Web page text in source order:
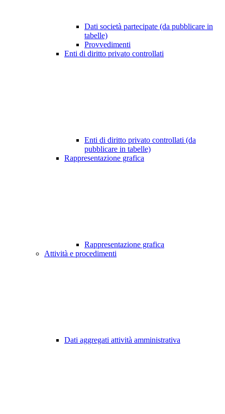
Dati società partecipate (da pubblicare in
tabelle)
Provvedimenti
Enti di diritto privato controllati
Enti di diritto privato controllati (da
pubblicare in tabelle)
Rappresentazione grafica
Rappresentazione grafica
Attività e procedimenti
Dati aggregati attività amministrativa